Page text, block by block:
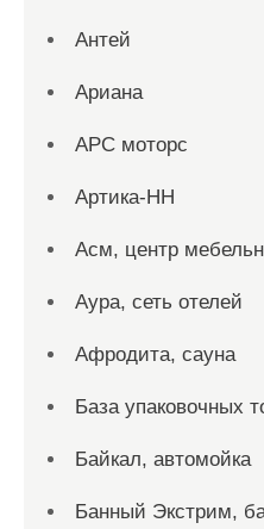
Антей
Ариана
АРС моторс
Артика-НН
Асм, центр
Аура, сеть отелей
Афродита, сауна
База упаковочных
Байкал, автомойка
Банный Экстрим,